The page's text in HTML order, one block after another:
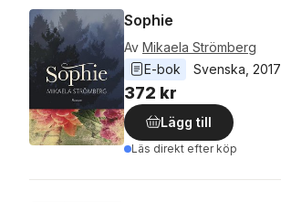
Sophie
Av Mikaela Strömberg
E-bok
Svenska 2017
372 kr
Lägg till
Läs direkt efter köp